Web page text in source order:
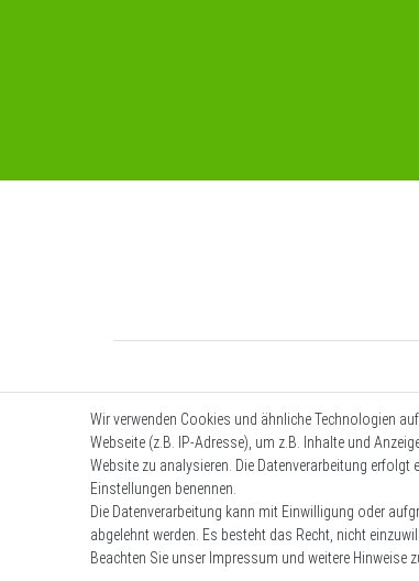
Wir verwenden Cookies und ähnliche Technologien
Webseite (z.B. IP-Adresse), um z.B. Inhalte und
Website zu analysieren. Die Datenverarbeitung
Einstellungen benennen.
Die Datenverarbeitung kann mit Einwilligung oder
abgelehnt werden. Es besteht das Recht, nicht
Beachten Sie unser Impressum und weitere Hinweise